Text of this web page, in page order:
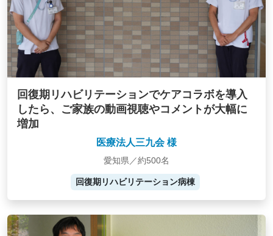
回復期リハビリテーションでケアコラボを導入
したら、ご家族の動画視聴やコメントが大幅に
増加
医療法人三九会 様
愛知県／約500名
回復期リハビリテーション病棟